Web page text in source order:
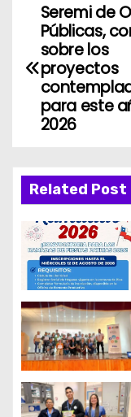
N
a
c
i
ó
n
d
e
Seremi de
Públicas,
sobre los
proyectos
para este
2026
Related Post